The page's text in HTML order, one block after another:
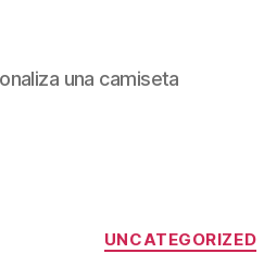
una camiseta
Categorías
UNCATEGORIZED